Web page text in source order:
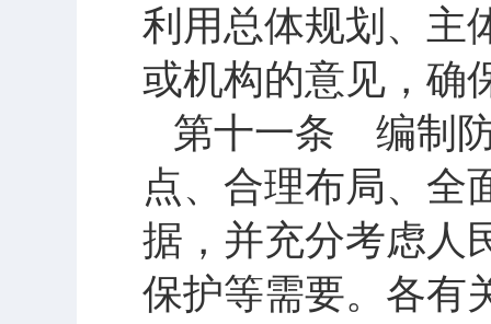
利用总体规划、主
或机构的意见，确
第十一条 编制
点、合理布局、全
据，并充分考虑人
保护等需要。各有